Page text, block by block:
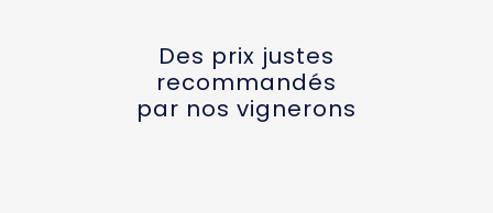
Des prix justes
recommandés
par nos vignerons